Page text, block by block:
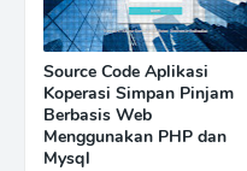
Source Code Aplikasi
Koperasi Simpan Pinjam
Berbasis Web
Menggunakan PHP dan
Mysql